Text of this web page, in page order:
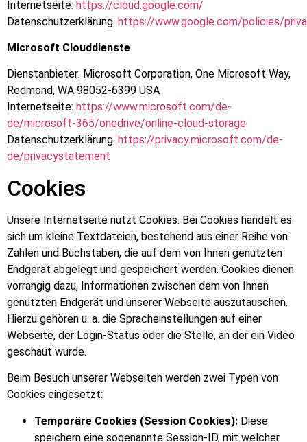
Internetseite: https://cloud.google.com/
Datenschutzerklärung: https://www.google.com/policies/
Microsoft Clouddienste
Dienstanbieter: Microsoft Corporation, One Microsoft Way,
Redmond, WA 98052-6399 USA
Internetseite: https://www.microsoft.com/de-
de/microsoft-365/onedrive/online-cloud-storage
Datenschutzerklärung: https://privacy.microsoft.com/de-
de/privacystatement
Cookies
Unsere Internetseite nutzt Cookies. Bei Cookies handelt es
sich um kleine Textdateien, bestehend aus einer Reihe von
Zahlen und Buchstaben, die auf dem von Ihnen genutzten
Endgerät abgelegt und gespeichert werden. Cookies dienen
vorrangig dazu, Informationen zwischen dem von Ihnen
genutzten Endgerät und unserer Webseite auszutauschen.
Hierzu gehören u. a. die Spracheinstellungen auf einer
Webseite, der Login-Status oder die Stelle, an der ein Video
geschaut wurde.
Beim Besuch unserer Webseiten werden zwei Typen von
Cookies eingesetzt:
Temporäre Cookies (Session Cookies): Diese
speichern eine sogenannte Session-ID, mit welcher